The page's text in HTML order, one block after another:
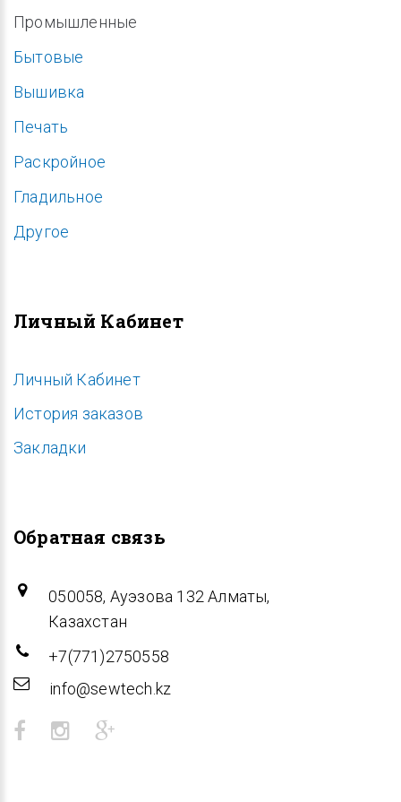
Промышленные
Бытовые
Вышивка
Печать
Раскройное
Гладильное
Другое
Личный Кабинет
Личный Кабинет
История заказов
Закладки
Обратная связь
050058, Ауэзова 132 Алматы,
Казахстан
+7(771)2750558
info@sewtech.kz